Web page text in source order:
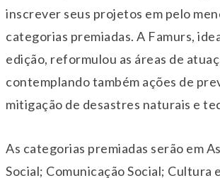
inscrever seus projetos em pelo
categorias premiadas. A Famurs,
edição, reformulou as áreas de
contemplando também ações de
mitigação de desastres naturais e
As categorias premiadas serão em
Social; Comunicação Social; Cultura